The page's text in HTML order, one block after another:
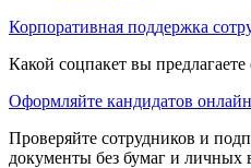
Корпоративная поддержка
Какой соцпакет вы
Оформляйте кандидатов онлайн
Проверяйте сотрудников и
документы без бумаг и личных